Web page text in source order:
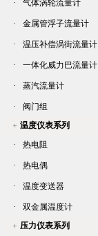
· 气体涡轮流量计
· 金属管浮子流量计
· 温压补偿涡街流量计
· 一体化威力巴流量计
· 蒸汽流量计
·
阀门组
温度仪表系列
·
热电阻
· 热电偶
· 温度变送器
·
双金属温度计
压力仪表系列